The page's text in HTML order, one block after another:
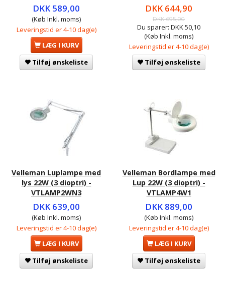
DKK 589,00
(Køb Inkl. moms)
Leveringstid er 4-10 dag(e)
LÆG I KURV
Tilføj ønskeliste
DKK 644,90
DKK 695,00
Du sparer: DKK 50,10
(Køb Inkl. moms)
Leveringstid er 4-10 dag(e)
Tilføj ønskeliste
Velleman Luplampe med
lys 22W (3 dioptri) -
VTLAMP2WN3
DKK 639,00
(Køb Inkl. moms)
Leveringstid er 4-10 dag(e)
LÆG I KURV
Tilføj ønskeliste
Velleman Bordlampe med
Lup 22W (3 dioptri) -
VTLAMP4W1
DKK 889,00
(Køb Inkl. moms)
Leveringstid er 4-10 dag(e)
LÆG I KURV
Tilføj ønskeliste